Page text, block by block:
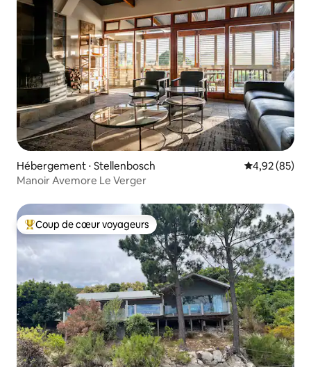
Hébergement ⋅ Stellenbosch Évaluation
4,92 (85)
Manoir Avemore Le Verger
Coups de cœur voyageurs les plus appréciés
Coup de cœur voyageurs